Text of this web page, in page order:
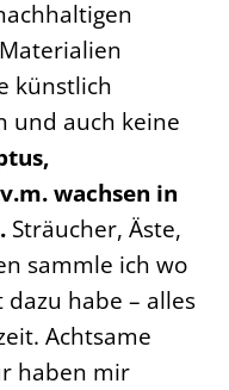
künstlich
und auch keine
wachsen in
Sträucher, Äste,
sammle ich wo
habe – alles
Achtsame
haben mir